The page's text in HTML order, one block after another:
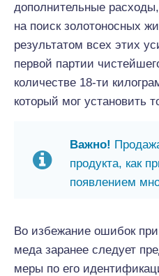
дополнительные
на поиск золотоносных
результатом всех этих
первой партии
количестве 18-ти
который мог установить
Важно!
продукта, как
появлением
Во избежание ошибок
меда заранее следует
меры по его